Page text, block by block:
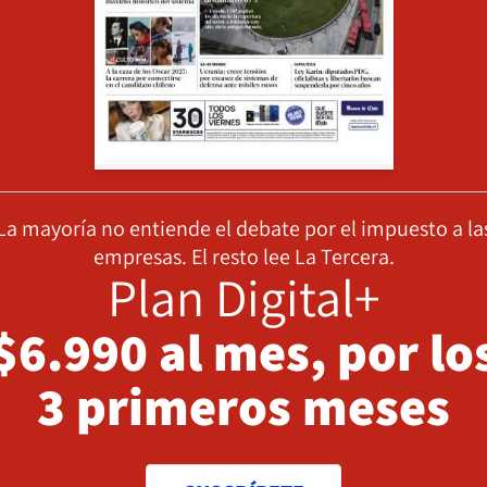
mayoría no entiende el debate por el impuesto a
empresas. El resto lee La Tercera.
Plan Digital+
al mes, por
3 primeros meses